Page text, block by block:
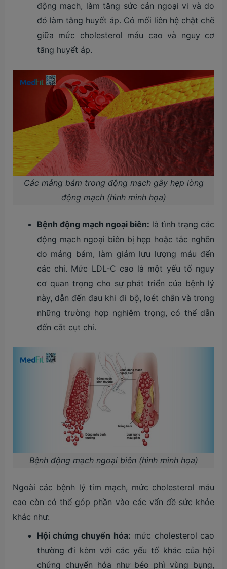
động mạch, làm tăng sức cản ngoại vi và do
đó làm tăng huyết áp. Có mối liên hệ chặt chẽ
giữa mức cholesterol máu cao và nguy cơ
tăng huyết áp.
Các mảng bám trong động mạch gây hẹp lòng
động mạch (hình minh họa)
Bệnh động mạch ngoại biên: là tình trạng các
động mạch ngoại biên bị hẹp hoặc tắc nghẽn
do mảng bám, làm giảm lưu lượng máu đến
các chi. Mức LDL-C cao là một yếu tố nguy
cơ quan trọng cho sự phát triển của bệnh lý
này, dẫn đến đau khi đi bộ, loét chân và trong
những trường hợp nghiêm trọng, có thể dẫn
đến cắt cụt chi.
Bệnh động mạch ngoại biên (hình minh họa)
Ngoài các bệnh lý tim mạch, mức cholesterol máu
cao còn có thể góp phần vào các vấn đề sức khỏe
khác như:
Hội chứng chuyển hóa: mức cholesterol cao
thường đi kèm với các yếu tố khác của hội
chứng chuyển hóa như béo phì vùng bụng,